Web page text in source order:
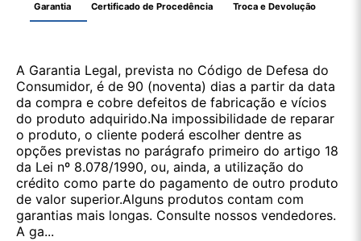
Garantia Certificado de Procedência Troca e Devolução
A Garantia Legal, prevista no Código de Defesa do
Consumidor, é de 90 (noventa) dias a partir da data
da compra e cobre defeitos de fabricação e vícios
do produto adquirido.Na impossibilidade de reparar
o produto, o cliente poderá escolher dentre as
opções previstas no parágrafo primeiro do artigo 18
da Lei nº 8.078/1990, ou, ainda, a utilização do
crédito como parte do pagamento de outro produto
de valor superior.Alguns produtos contam com
garantias mais longas. Consulte nossos vendedores.
A ga...